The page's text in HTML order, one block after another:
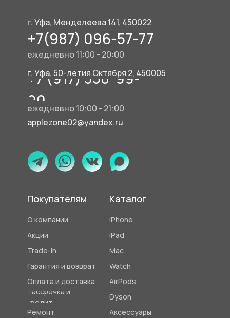
О компании
Акции
Trade-in
Гарантия и возврат
Оплата и доставка
г. Уфа, Менделеева 141, 450022
Рассрочка и
кредит
+7(987) 096-57-77
Ремонт
г. Уфа, 50-летия Октября 2, 450005
+7 (917) 358-99-
90
ежедневно 10:00 - 21:00
Покупателям
applezone02@yandex.ru
iPhone
iPad
Mac
Watch
AirPods
Каталог
Аксессуары
Dyson
ежедневно 11:00 - 20:00